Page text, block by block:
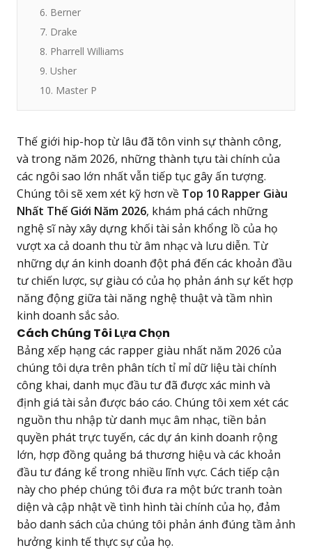
6. Berner
7. Drake
8. Pharrell Williams
9. Usher
10. Master P
Thế giới hip-hop từ lâu đã tôn vinh sự thành công,
và trong năm 2026, những thành tựu tài chính của
các ngôi sao lớn nhất vẫn tiếp tục gây ấn tượng.
Chúng tôi sẽ xem xét kỹ hơn về Top 10 Rapper Giàu
Nhất Thế Giới Năm 2026, khám phá cách những
nghệ sĩ này xây dựng khối tài sản khổng lồ của họ
vượt xa cả doanh thu từ âm nhạc và lưu diễn. Từ
những dự án kinh doanh đột phá đến các khoản đầu
tư chiến lược, sự giàu có của họ phản ánh sự kết hợp
năng động giữa tài năng nghệ thuật và tầm nhìn
kinh doanh sắc sảo.
Cách Chúng Tôi Lựa Chọn
Bảng xếp hạng các rapper giàu nhất năm 2026 của
chúng tôi dựa trên phân tích tỉ mỉ dữ liệu tài chính
công khai, danh mục đầu tư đã được xác minh và
định giá tài sản được báo cáo. Chúng tôi xem xét các
nguồn thu nhập từ danh mục âm nhạc, tiền bản
quyền phát trực tuyến, các dự án kinh doanh rộng
lớn, hợp đồng quảng bá thương hiệu và các khoản
đầu tư đáng kể trong nhiều lĩnh vực. Cách tiếp cận
này cho phép chúng tôi đưa ra một bức tranh toàn
diện và cập nhật về tình hình tài chính của họ, đảm
bảo danh sách của chúng tôi phản ánh đúng tầm ảnh
hưởng kinh tế thực sự của họ.